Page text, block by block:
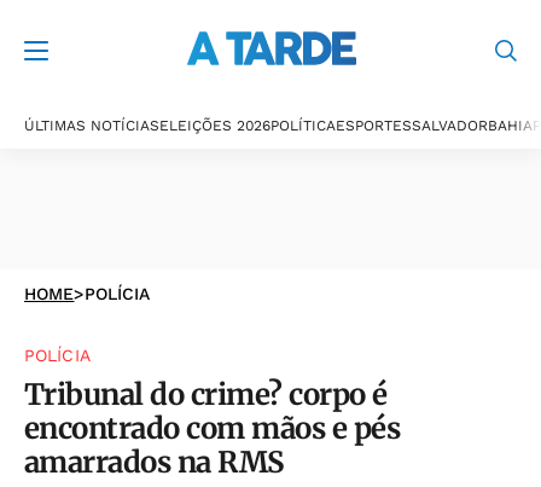
ÚLTIMAS NOTÍCIASELEIÇÕES 2026POLÍTICAESPORTESSALVADORBAHIA
HOME>POLÍCIA
POLÍCIA
Tribunal do crime? corpo é
encontrado com mãos e pés
amarrados na RMS